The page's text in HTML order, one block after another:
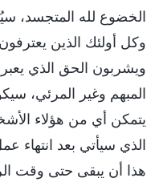
الخضوع لله المتجسد،
وكل أولئك الذين
ويشربون الحق الذي
المبهم وغير المرئي،
يتمكن أي من هؤلاء
الذي سيأتي بعد انتهاء
هذا أن يبقى حتى وقت